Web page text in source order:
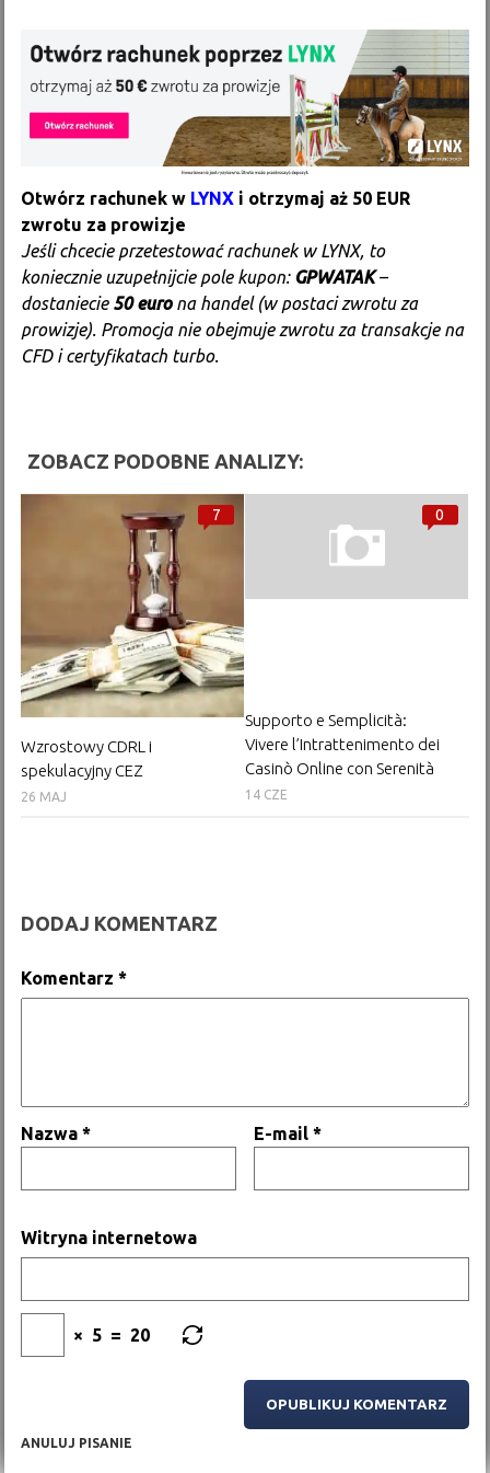
Otwórz rachunek w LYNX i otrzymaj aż 50 EUR
zwrotu za prowizje
Jeśli chcecie przetestować rachunek w LYNX, to
koniecznie uzupełnijcie pole kupon: GPWATAK–
dostaniecie 50 eurona handel (w postaci zwrotu za
prowizje). Promocja nie obejmuje zwrotu za transakcje na
CFD i certyfikatach turbo.
ZOBACZ PODOBNE ANALIZY:
7
Wzrostowy CDRL i
spekulacyjny CEZ
26 MAJ
0
Supporto e Semplicità:
Vivere l’Intrattenimento dei
Casinò Online con Serenità
14 CZE
DODAJ KOMENTARZ
ANULUJ PISANIE
Komentarz*
Nazwa* E-mail*
Witryna internetowa
× 5 = 20